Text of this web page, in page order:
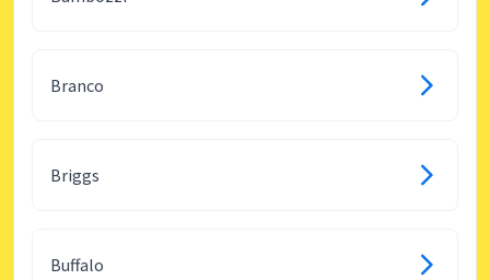
Branco
Briggs
Buffalo